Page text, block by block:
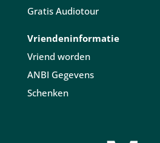
Gratis Audiotour
Vriendeninformatie
Vriend worden
ANBI Gegevens
Schenken